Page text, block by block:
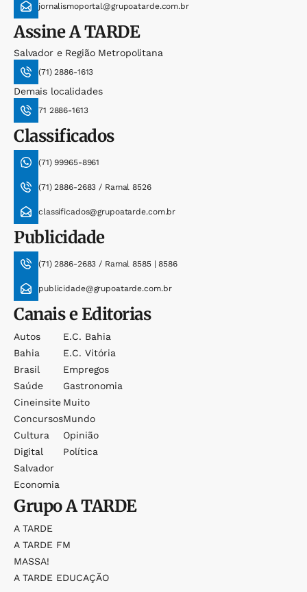
jornalismoportal@grupoatarde.com.br
AssineA TARDE
Salvador e Região Metropolitana
(71) 2886-1613
Demais localidades
71 2886-1613
Classificados
(71) 99965-8961
(71) 2886-2683 / Ramal 8526
classificados@grupoatarde.com.br
Publicidade
(71) 2886-2683 / Ramal 8585 | 8586
publicidade@grupoatarde.com.br
Canais e Editorias
Autos
Bahia
Brasil
Saúde
Cineinsite
Concursos
Cultura
Digital
Salvador
Economia
E.c. Bahia
E.c. Vitória
Empregos
Gastronomia
Muito
Mundo
Opinião
Política
GrupoA TARDE
A TARDE
A TARDE FM
MASSA!
A TARDE EDUCAÇÃO